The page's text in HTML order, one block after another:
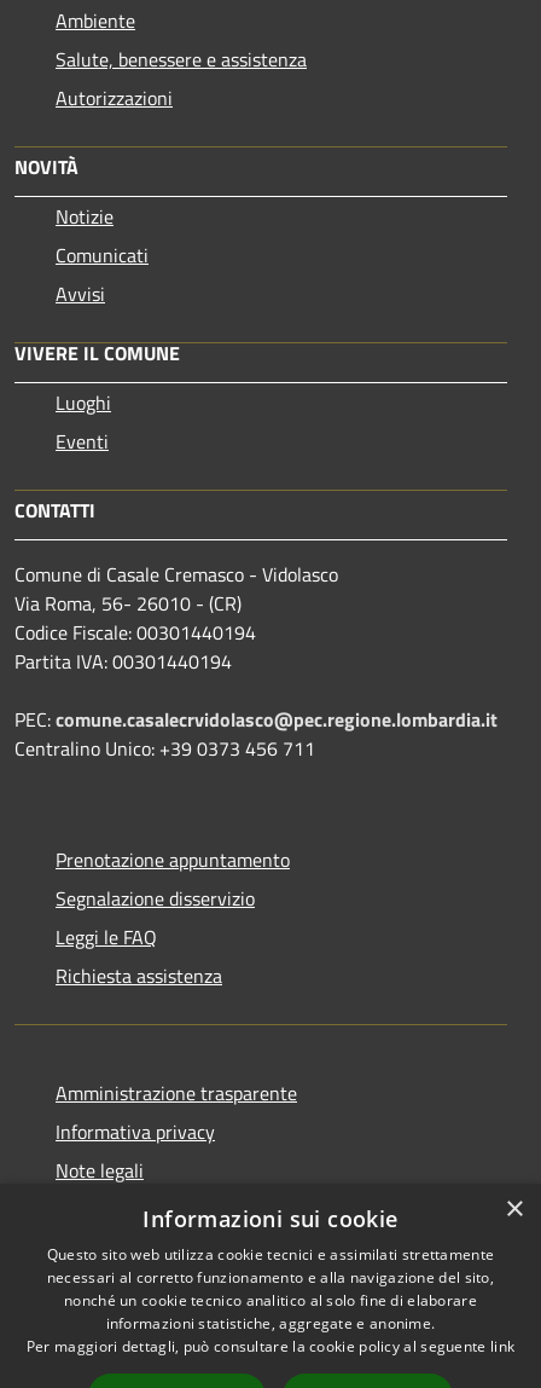
Ambiente
Salute, benessere e assistenza
Autorizzazioni
NOVITÀ
Notizie
Comunicati
Avvisi
VIVERE IL COMUNE
Luoghi
Eventi
CONTATTI
Comune di Casale Cremasco - Vidolasco
Via Roma, 56- 26010 - (CR)
Codice Fiscale: 00301440194
Partita IVA: 00301440194
PEC:comune.casalecrvidolasco@pec.regione.lombardia.it
Centralino Unico: +39 0373 456 711
Prenotazione appuntamento
Segnalazione disservizio
Leggi le FAQ
Richiesta assistenza
Amministrazione trasparente
Informativa privacy
Note legali
Dichiarazione di accessibilità
Accessibilità
Copyright © 2026 • Comune di
Casale Cremasco-Vidolasco •
×
Informazioni sui cookie
Questo sito web utilizza cookie tecnici e assimilati strettamente
necessari al corretto funzionamento e alla navigazione del sito,
nonché un cookie tecnico analitico al solo fine di elaborare
informazioni statistiche, aggregate e anonime.
Per maggiori dettagli, può consultare la cookie policy al seguente link